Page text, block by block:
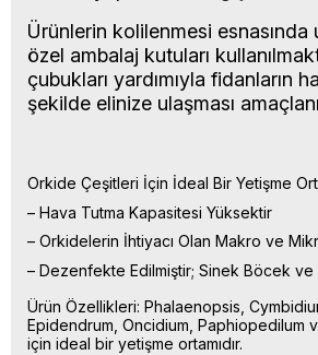
Ürünlerin kolilenmesi
özel ambalaj kutuları
çubukları yardımıyla fidanların
şekilde elinize ulaşması
Orkide Çeşitleri İçin İdeal Bir Yetişme
– Hava Tutma Kapasitesi Yüksektir
– Orkidelerin İhtiyacı Olan Makro ve
– Dezenfekte Edilmiştir; Sinek Böcek ve
Ürün Özellikleri: Phalaenopsis,
Epidendrum, Oncidium, Paphiopedilum
için ideal bir yetişme ortamıdır.